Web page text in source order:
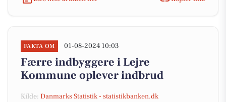
FAKTA OM 01-08-2024 10:03
Færre indbyggere i Lejre
Kommune oplever indbrud
Kilde: Danmarks Statistik - statistikbanken.dk